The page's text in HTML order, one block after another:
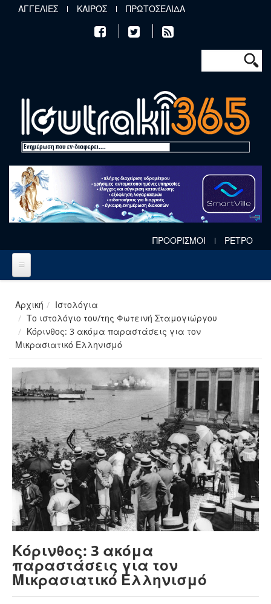
Παράκαμψη προς το κυρίως περιεχόμενο
ΑΓΓΕΛΙΕΣ ΚΑΙΡΟΣ ΠΡΩΤΟΣΕΛΙΔΑ
Φόρμα
Αναζήτηση
ΠΡΟΟΡΙΣΜΟΙ ΡΕΤΡΟ
Αρχική
Ιστολόγια
Το ιστολόγιο του/της Φωτεινή Σταμογιώργου
Κόρινθος: 3 ακόμα παραστάσεις για τον
Μικρασιατικό Ελληνισμό
Κόρινθος: 3 ακόμα
παραστάσεις για τον
Μικρασιατικό Ελληνισμό